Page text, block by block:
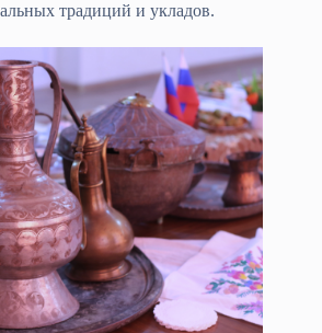
традиций и укладов.